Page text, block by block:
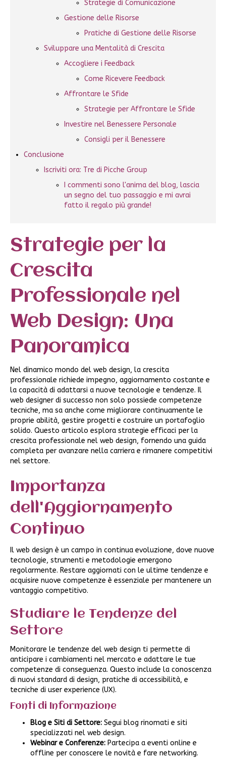
Strategie di Comunicazione
Gestione delle Risorse
Pratiche di Gestione delle Risorse
Sviluppare una Mentalità di Crescita
Accogliere i Feedback
Come Ricevere Feedback
Affrontare le Sfide
Strategie per Affrontare le Sfide
Investire nel Benessere Personale
Consigli per il Benessere
Conclusione
Iscriviti ora: Tre di Picche Group
I commenti sono l'anima del blog, lascia
un segno del tuo passaggio e mi avrai
fatto il regalo più grande!
Strategie per la
Crescita
Professionale nel
Web Design: Una
Panoramica
Nel dinamico mondo del web design, la crescita
professionale richiede impegno, aggiornamento costante e
la capacità di adattarsi a nuove tecnologie e tendenze. Il
web designer di successo non solo possiede competenze
tecniche, ma sa anche come migliorare continuamente le
proprie abilità, gestire progetti e costruire un portafoglio
solido. Questo articolo esplora strategie efficaci per la
crescita professionale nel web design, fornendo una guida
completa per avanzare nella carriera e rimanere competitivi
nel settore.
Importanza
dell'Aggiornamento
Continuo
Il web design è un campo in continua evoluzione, dove nuove
tecnologie, strumenti e metodologie emergono
regolarmente. Restare aggiornati con le ultime tendenze e
acquisire nuove competenze è essenziale per mantenere un
vantaggio competitivo.
Studiare le Tendenze del
Settore
Monitorare le tendenze del web design ti permette di
anticipare i cambiamenti nel mercato e adattare le tue
competenze di conseguenza. Questo include la conoscenza
di nuovi standard di design, pratiche di accessibilità, e
tecniche di user experience (UX).
Fonti di Informazione
Blog e Siti di Settore: Segui blog rinomati e siti
specializzati nel web design.
Webinar e Conferenze: Partecipa a eventi online e
offline per conoscere le novità e fare networking.